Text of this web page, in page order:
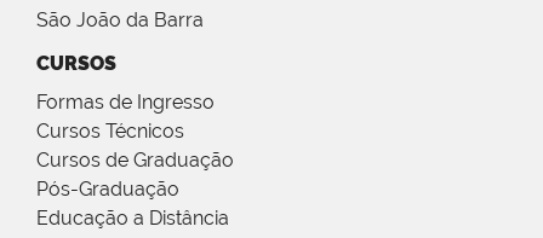
São João da Barra
CURSOS
Formas de Ingresso
Cursos Técnicos
Cursos de Graduação
Pós-Graduação
Educação a Distância